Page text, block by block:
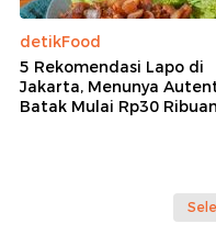
detikFood
5 Rekomendasi Lapo di
Jakarta, Menunya
Batak Mulai Rp30 Ribuan